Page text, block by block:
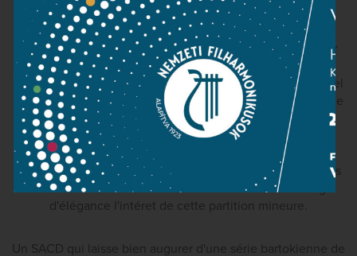
déterminant, ainsi bien sur que son identité nationale
hongroise, indispensable pour bien défendre ce počme
symphonique aux racines magyares trčs fortes, conçu par
Bartok comme un véritable manifeste anti-autrichien. On
pourra enfin ranger le vieil enregistrement de György Lehel
au rayon des archives. Quant á la seule version idiomatique
récente de Kossuth, signée par Ivan Fischer á la tete de
l'autre grande phalange de Budapest (avec le Concerto
pour orchestre et Trois scénes villageoises, chez Philips),
elle s'en trouve marginalisée, l'approche plus fine et moins
bariolée de Kocsis réussissant á révéler avec davantage
d'élégance l'intéret de cette partition mineure.
Un SACD qui laisse bien augurer d'une série bartokienne de